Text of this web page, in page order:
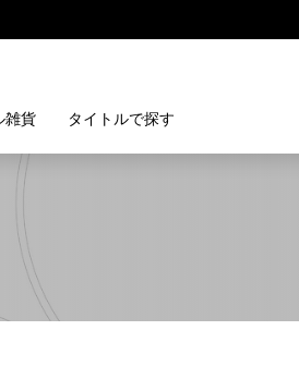
雑貨 タイトルで探す